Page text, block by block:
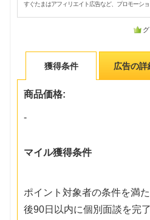
すぐたまはアフィリエイト広告など、プロモーシ
獲得条件 広告の詳
商品価格:
-
マイル獲得条件
ポイント対象者の条件を満
後90日以内に個別面談を完